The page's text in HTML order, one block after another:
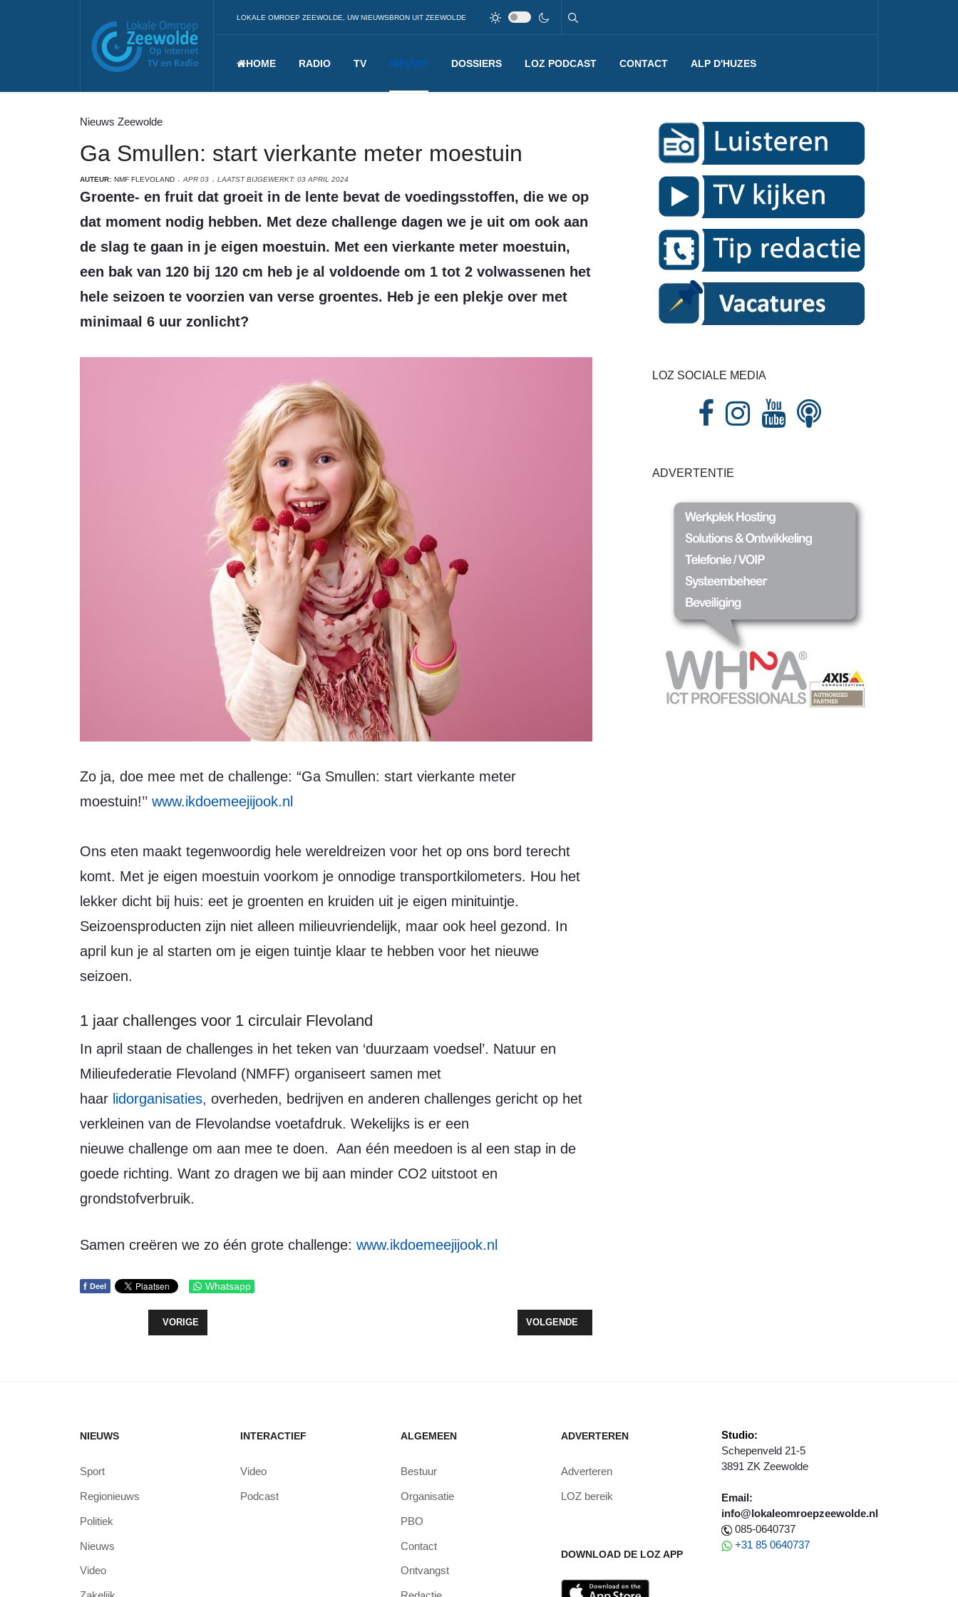
LOKALE OMROEP ZEEWOLDE, UW NIEUWSBRON UIT ZEEWOLDE
HOME RADIO TV NIEUWS DOSSIERS LOZ PODCAST CONTACT ALP D'HUZES
Nieuws Zeewolde
Ga Smullen: start vierkante meter moestuin
AUTEUR: NMF FLEVOLAND APR 03 LAATST BIJGEWERKT: 03 APRIL 2024
Groente- en fruit dat groeit in de lente bevat de voedingsstoffen, die we op
dat moment nodig hebben. Met deze challenge dagen we je uit om ook aan
de slag te gaan in je eigen moestuin. Met een vierkante meter moestuin,
een bak van 120 bij 120 cm heb je al voldoende om 1 tot 2 volwassenen het
hele seizoen te voorzien van verse groentes. Heb je een plekje over met
minimaal 6 uur zonlicht?
Zo ja, doe mee met de challenge: “Ga Smullen: start vierkante meter
moestuin!’’ www.ikdoemeejijook.nl
Ons eten maakt tegenwoordig hele wereldreizen voor het op ons bord terecht
komt. Met je eigen moestuin voorkom je onnodige transportkilometers. Hou het
lekker dicht bij huis: eet je groenten en kruiden uit je eigen minituintje.
Seizoensproducten zijn niet alleen milieuvriendelijk, maar ook heel gezond. In
april kun je al starten om je eigen tuintje klaar te hebben voor het nieuwe
seizoen.
1 jaar challenges voor 1 circulair Flevoland
In april staan de challenges in het teken van ‘duurzaam voedsel’. Natuur en
Milieufederatie Flevoland (NMFF) organiseert samen met
haar lidorganisaties, overheden, bedrijven en anderen challenges gericht op het
verkleinen van de Flevolandse voetafdruk. Wekelijks is er een
nieuwe challenge om aan mee te doen. Aan één meedoen is al een stap in de
goede richting. Want zo dragen we bij aan minder CO2 uitstoot en
grondstofverbruik.
Samen creëren we zo één grote challenge: www.ikdoemeejijook.nl
f Deel Whatsapp
VORIG ARTIKEL: PAASEITJES ZOEKEN BIJ IVN
VORIGE VOLGENDE ARTIKEL: TOERMALIJN WINT DE GROTE VERKEERSQUIZ
VOLGENDE
LOZ SOCIALE MEDIA
ADVERTENTIE
NIEUWS
Sport
Regionieuws
Politiek
Nieuws
Video
INTERACTIEF
Video
Podcast
ALGEMEEN
Bestuur
Organisatie
PBO
Contact
Ontvangst
ADVERTEREN
Adverteren
LOZ bereik
DOWNLOAD DE LOZ APP
Studio:
Schepenveld 21-5
3891 ZK Zeewolde
Email:
info@lokaleomroepzeewolde.nl
085-0640737
+31 85 0640737